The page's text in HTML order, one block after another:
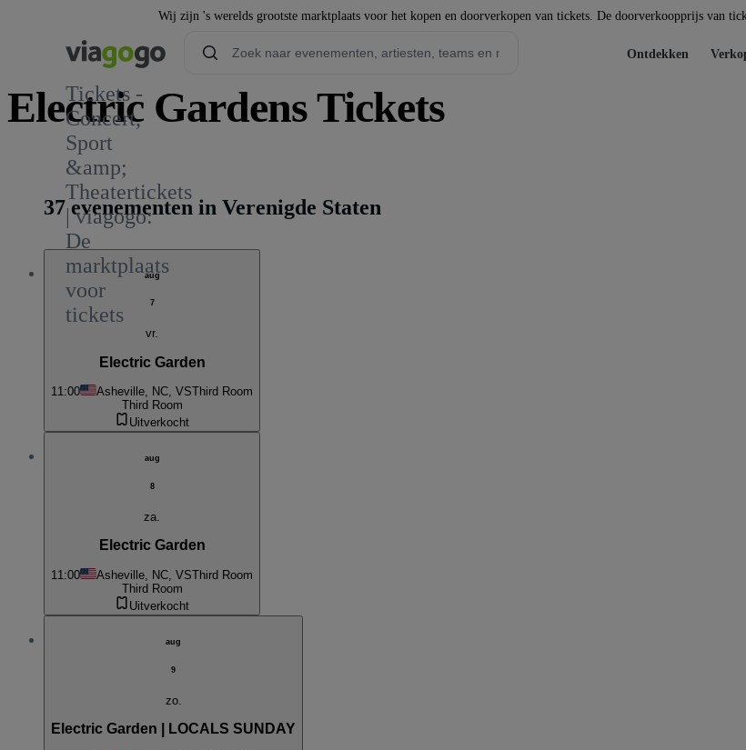
Wij zijn 's werelds grootste marktplaats voor het kopen en doorverkopen van tickets. De doorverkoopprijs van
Tickets -
Concert,
Sport
&amp;
Theatertickets
| viagogo:
De
marktplaats
voor
tickets
Ontdekken
Electric Gardens Tickets
1
37 evenementen in Verenigde Staten
aug
7
vr.
Electric Garden
11:00 Asheville, NC, VSThird Room
Third Room
Uitverkocht
aug
8
za.
Electric Garden
11:00 Asheville, NC, VSThird Room
Third Room
Uitverkocht
aug
9
zo.
Electric Garden | LOCALS SUNDAY